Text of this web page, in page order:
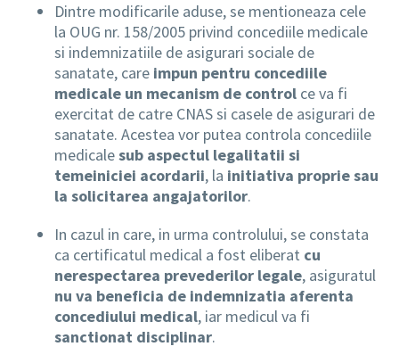
Dintre modificarile aduse, se mentioneaza cele
la OUG nr. 158/2005 privind concediile medicale
si indemnizatiile de asigurari sociale de
sanatate, care impun pentru concediile
medicale un mecanism de control ce va fi
exercitat de catre CNAS si casele de asigurari de
sanatate. Acestea vor putea controla concediile
medicalesub aspectul legalitatii si
temeiniciei acordarii, la initiativa proprie sau
la solicitarea angajatorilor.
In cazul in care, in urma controlului, se constata
ca certificatul medical a fost eliberat cu
nerespectarea prevederilor legale, asiguratul
nu va beneficia de indemnizatia aferenta
concediului medical, iar medicul va fi
sanctionat disciplinar.